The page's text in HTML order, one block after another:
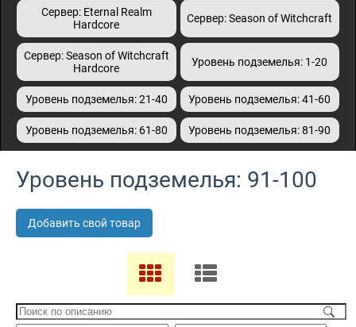
Сервер: Eternal Realm
Hardcore
Сервер: Season of Witchcraft
Сервер: Season of Witchcraft
Hardcore
Уровень подземелья: 1-20
Уровень подземелья: 21-40 Уровень подземелья: 41-60
Уровень подземелья: 61-80 Уровень подземелья: 81-90
Уровень подземелья: 91-100
Добавить свой товар